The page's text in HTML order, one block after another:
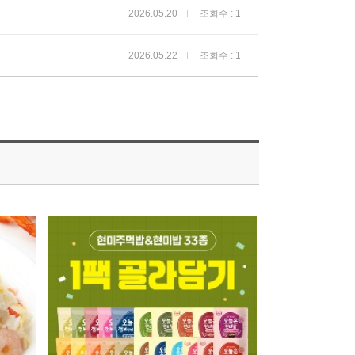
2026.05.20 조회수 : 1
2026.05.22 조회수 : 1